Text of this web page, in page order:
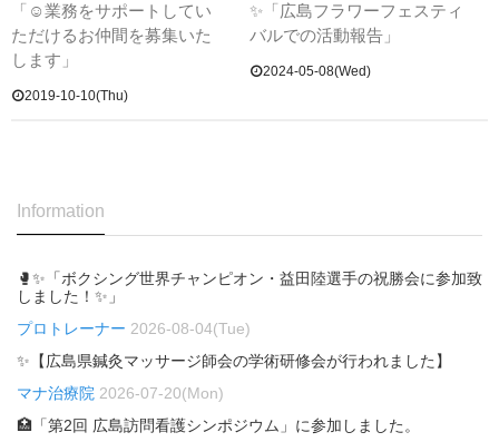
「☺業務をサポートしてい
ただけるお仲間を募集いた
します」
2019-10-10(Thu)
✨「広島フラワーフェスティ
バルでの活動報告」
2024-05-08(Wed)
Information
🥊✨「ボクシング世界チャンピオン・益田陸選手の祝勝会に参加致
しました！✨」
プロトレーナー 2026-08-04(Tue)
✨【広島県鍼灸マッサージ師会の学術研修会が行われました】
マナ治療院 2026-07-20(Mon)
🏥「第2回 広島訪問看護シンポジウム」に参加しました。